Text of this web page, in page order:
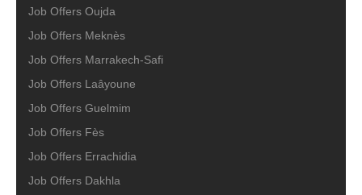
Job Offers Oujda
Job Offers Meknès
Job Offers Marrakech-Safi
Job Offers Laâyoune
Job Offers Guelmim
Job Offers Fès
Job Offers Errachidia
Job Offers Dakhla